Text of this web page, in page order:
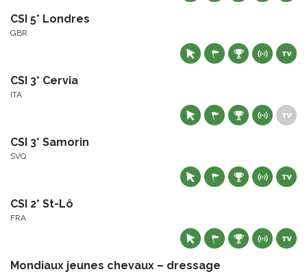
CSI 5* Londres
GBR
CSI 3* Cervia
ITA
CSI 3* Samorin
SVQ
CSI 2* St-Lô
FRA
Mondiaux jeunes chevaux – dressage